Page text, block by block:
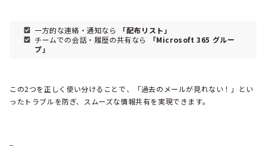
一方的な連絡・通知なら
「配布リスト」
チームでの会話・履歴の共有なら
「Microsoft 365 グルー
プ」
この2つを正しく使い分けることで、「過去のメールが見れない！」とい
ったトラブルを防ぎ、スムーズな情報共有を実現できます。